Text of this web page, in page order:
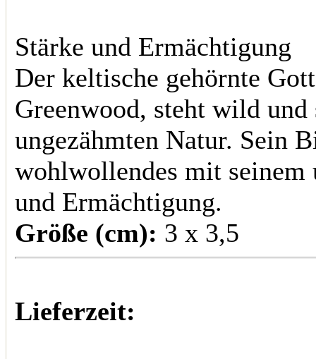
Stärke und Ermächtigung
Der keltische gehörnte
Greenwood, steht wild
ungezähmten Natur. Sein
wohlwollendes mit seinem
und Ermächtigung.
Größe (cm): 3 x 3,5
Lieferzeit: